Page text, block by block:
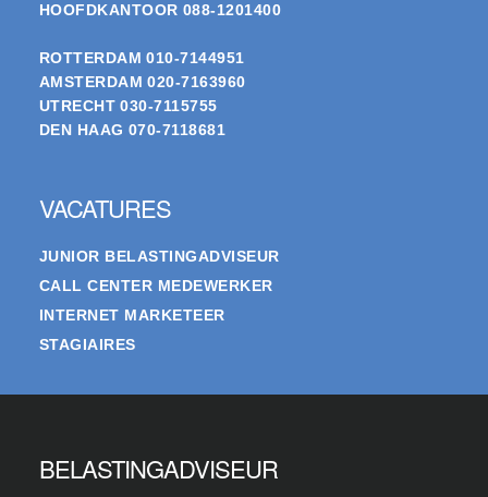
HOOFDKANTOOR 088-1201400
ROTTERDAM 010-7144951
AMSTERDAM 020-7163960
UTRECHT 030-7115755
DEN HAAG 070-7118681
VACATURES
JUNIOR BELASTINGADVISEUR
CALL CENTER MEDEWERKER
INTERNET MARKETEER
STAGIAIRES
BELASTINGADVISEUR